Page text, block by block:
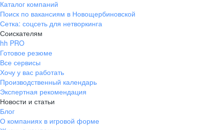
Каталог компаний
Поиск по вакансиям в Новощербиновской
Сетка: соцсеть для нетворкинга
Соискателям
hh PRO
Готовое резюме
Все сервисы
Хочу у вас работать
Производственный календарь
Экспертная рекомендация
Новости и статьи
Блог
О компаниях в игровой форме